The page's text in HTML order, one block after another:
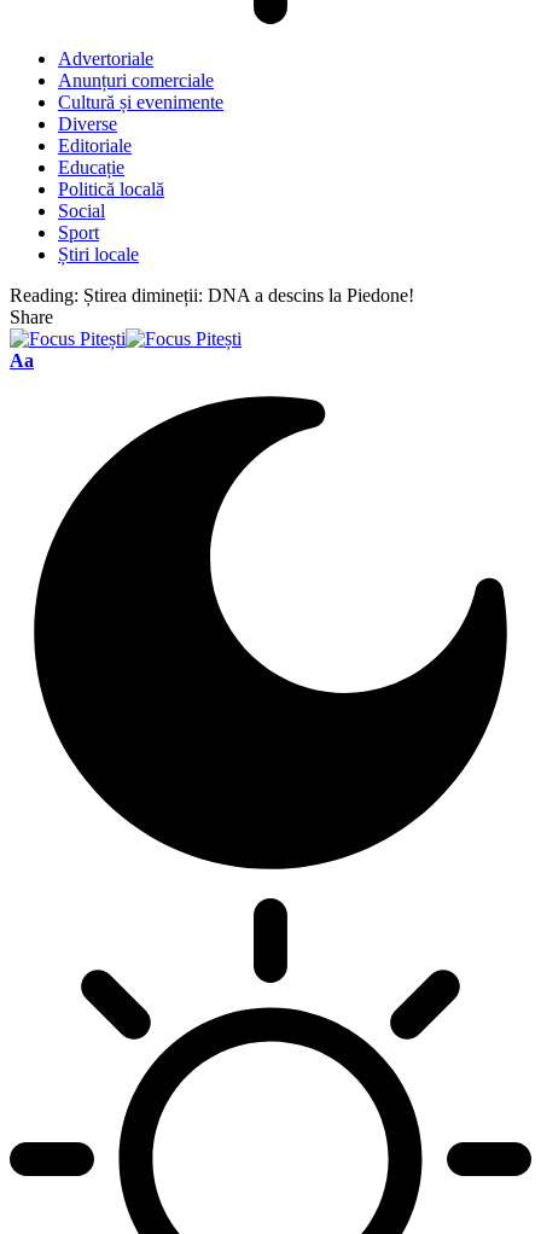
Advertoriale
Anunțuri comerciale
Cultură și evenimente
Diverse
Editoriale
Educație
Politică locală
Social
Sport
Știri locale
Reading: Știrea dimineții: DNA a descins la Piedone!
Share
Font
Aa